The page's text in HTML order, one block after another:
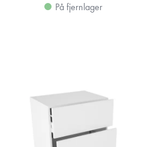
På fjernlager